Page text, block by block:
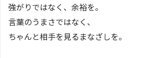
強がりではなく、余裕を。
言葉のうまさではなく、
ちゃんと相手を見るまなざしを。